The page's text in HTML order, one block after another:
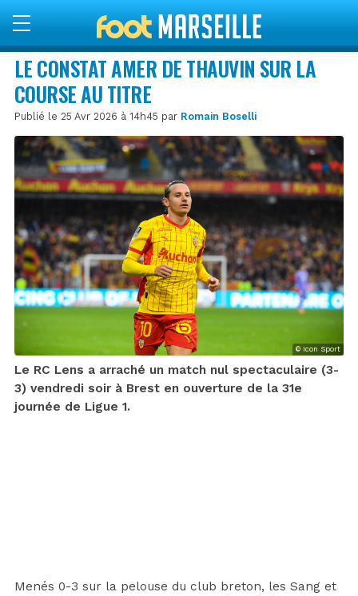
LE CONSTAT AMER DE THAUVIN SUR LA
COURSE AU TITRE
Publié le 25 Avr 2026 à 14h45 par Romain Boselli
© Icon Sport
Le RC Lens a arraché un match nul spectaculaire (3-
3) vendredi soir à Brest en ouverture de la 31e
journée de Ligue 1.
Menés 0-3 sur la pelouse du club breton, les Sang et